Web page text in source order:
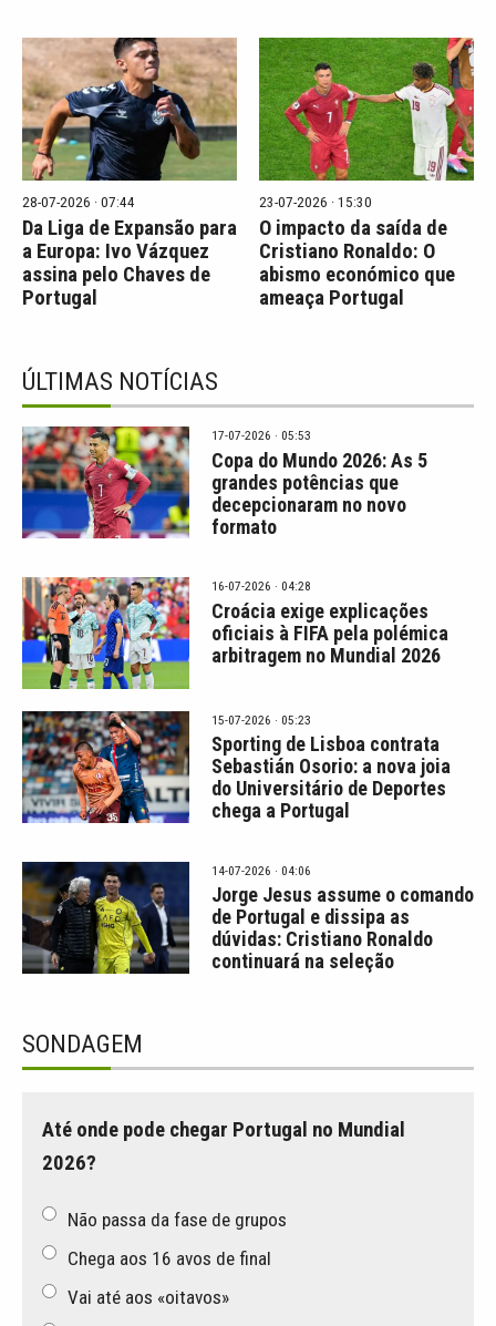
28-07-2026 · 07:44
Da Liga de Expansão para
a Europa: Ivo Vázquez
assina pelo Chaves de
Portugal
23-07-2026 · 15:30
O impacto da saída de
Cristiano Ronaldo: O
abismo económico que
ameaça Portugal
ÚLTIMAS NOTÍCIAS
17-07-2026 · 05:53
Copa do Mundo 2026: As 5
grandes potências que
decepcionaram no novo
formato
16-07-2026 · 04:28
Croácia exige explicações
oficiais à FIFA pela polémica
arbitragem no Mundial 2026
15-07-2026 · 05:23
Sporting de Lisboa contrata
Sebastián Osorio: a nova joia
do Universitário de Deportes
chega a Portugal
14-07-2026 · 04:06
Jorge Jesus assume o comando
de Portugal e dissipa as
dúvidas: Cristiano Ronaldo
continuará na seleção
SONDAGEM
Até onde pode chegar Portugal no Mundial
2026?
Não passa da fase de grupos
Chega aos 16 avos de final
Vai até aos «oitavos»